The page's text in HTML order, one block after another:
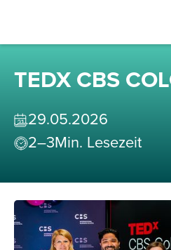
TEDX CBS
29.05.2026
2–3Min. Lesezeit